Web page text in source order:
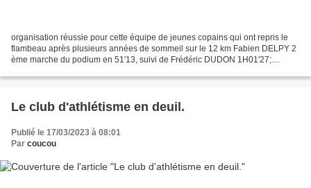
organisation réussie pour cette équipe de jeunes copains qui ont repris le
flambeau après plusieurs années de sommeil sur le 12 km Fabien DELPY 2
ème marche du podium en 51'13, suivi de Frédéric DUDON 1H01'27;
Le club d'athlétisme en deuil.
Publié le 17/03/2023 à 08:01
Par coucou